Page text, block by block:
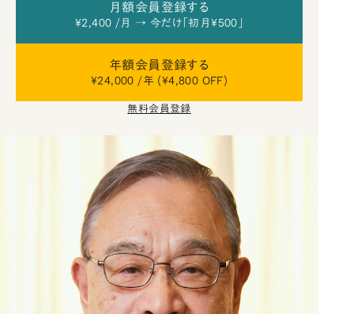
月額会員登録する
¥2,400 /月 → 今だけ「初月¥500」
年額会員登録する
¥24,000 /年 (¥4,800 OFF)
無料会員登録